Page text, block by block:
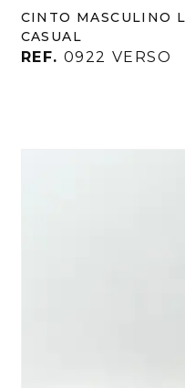
CINTO MASCULINO
CASUAL
REF. 0922 VERSO